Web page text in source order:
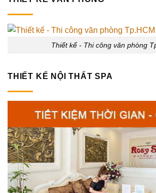
Thiết kế - Thi công văn phòng
THIẾT KẾ NỘI THẤT SPA